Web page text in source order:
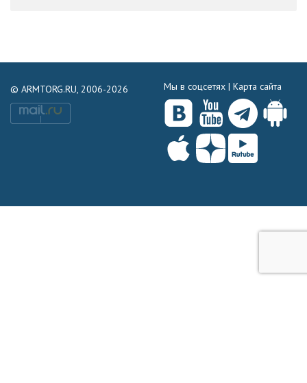
© ARMTORG.RU, 2006-2026 Мы в соцсетях | Карта сайта